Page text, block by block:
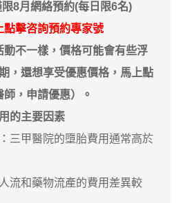
8月網絡預約(每日限6名)
點擊咨詢預約專家號
不一樣，價格可能會有些浮
，還想享受優惠價格，馬上點
師，申請優惠）。
的主要因素
甲醫院的墮胎費用通常高於
和藥物流產的費用差異較